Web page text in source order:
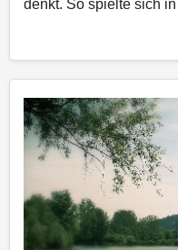
denkt. So spielte sich